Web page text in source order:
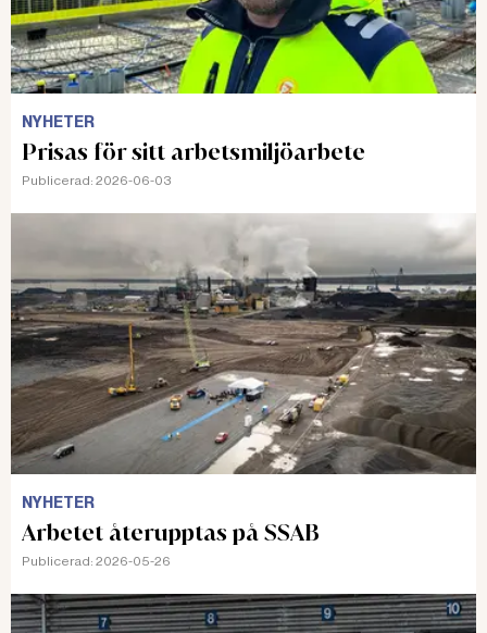
NYHETER
Prisas för sitt arbetsmiljöarbete
Publicerad: 2026-06-03
NYHETER
Arbetet återupptas på SSAB
Publicerad: 2026-05-26